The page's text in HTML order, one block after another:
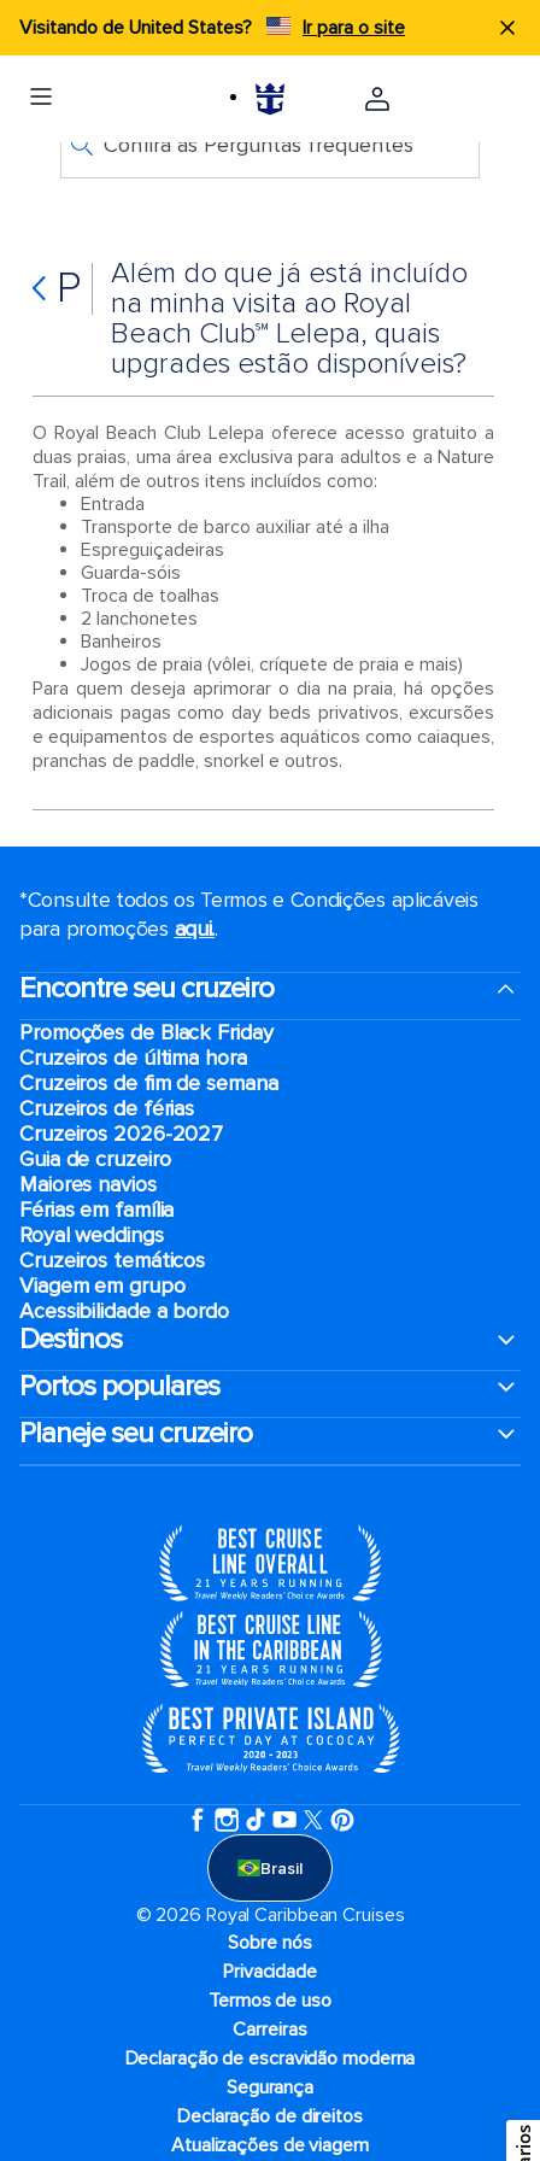
Visitando de United States? Ir para o site
Confira as Perguntas frequentes
P
Além do que já está incluído
na minha visita ao Royal
Beach Club℠ Lelepa, quais
upgrades estão disponíveis?
O Royal Beach Club Lelepa oferece acesso gratuito a
duas praias, uma área exclusiva para adultos e a Nature
Trail, além de outros itens incluídos como:
Entrada
Transporte de barco auxiliar até a ilha
Espreguiçadeiras
Guarda-sóis
Troca de toalhas
2 lanchonetes
Banheiros
Jogos de praia (vôlei, críquete de praia e mais)
Para quem deseja aprimorar o dia na praia, há opções
adicionais pagas como day beds privativos, excursões
e equipamentos de esportes aquáticos como caiaques,
pranchas de paddle, snorkel e outros.
*Consulte todos os Termos e Condições aplicáveis ​​
para promoções aqui..
Encontre seu cruzeiro
Promoções de Black Friday
Cruzeiros de última hora
Cruzeiros de fim de semana
Cruzeiros de férias
Cruzeiros 2026-2027
Guia de cruzeiro
Maiores navios
Férias em família
Royal weddings
Cruzeiros temáticos
Viagem em grupo
Acessibilidade a bordo
Destinos
Portos populares
Planeje seu cruzeiro
Brasil
© 2026 Royal Caribbean Cruises
Sobre nós
Privacidade
Termos de uso
Carreiras
Declaração de escravidão moderna
Segurança
Declaração de direitos
Atualizações de viagem